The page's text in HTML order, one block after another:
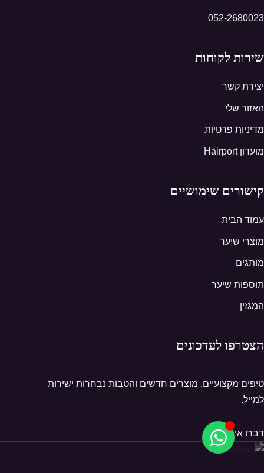
052-2680023
שירות לקוחות
יצירת קשר
האזור שלי
מדיניות פרטיות
מועדון Hairport
קישורים שימושיים
עמוד הבית
מוצרי שיער
מותגים
תוספות שיער
המגזין
הצטרפו לעדכונים
טיפים מקצועיים, מוצרים חדשים והטבות נבחרות ישירות
למייל.
דברו איתנו